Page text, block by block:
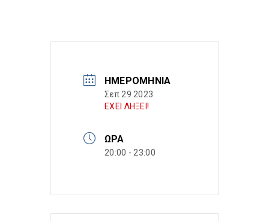
ΗΜΕΡΟΜΗΝΊΑ
Σεπ 29 2023
ΕΧΕΙ ΛΗΞΕΙ!
ΏΡΑ
20:00 - 23:00